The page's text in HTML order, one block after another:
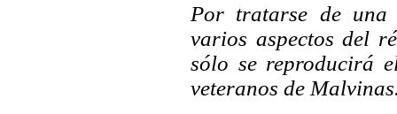
Por tratarse de una
varios aspectos del
sólo se reproducirá
veteranos de